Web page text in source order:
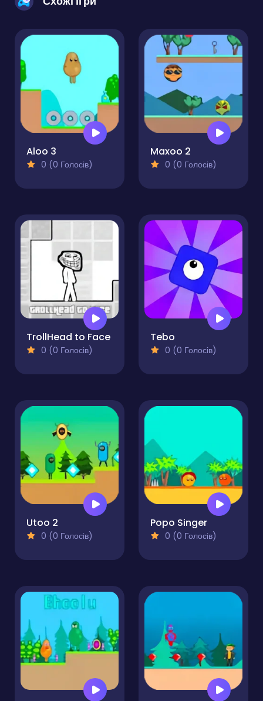
Aloo 3
0 (0 Голосів)
Maxoo 2
0 (0 Голосів)
TrollHead to Face
0 (0 Голосів)
Tebo
0 (0 Голосів)
Utoo 2
0 (0 Голосів)
Popo Singer
0 (0 Голосів)